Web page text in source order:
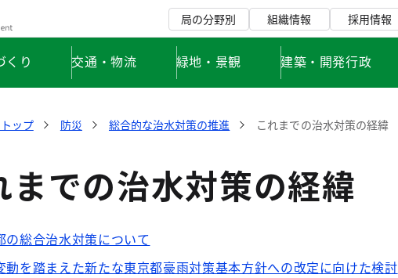
局の分野別 組織情報 採用情報
くり 交通・物流 緑地・景観 建築・開発行政
ップ 防災 総合的な治水対策の推進 これまでの治水対策の経緯
までの治水対策の経緯
の総合治水対策について
動を踏まえた新たな東京都豪雨対策基本方針への改定に向けた検討